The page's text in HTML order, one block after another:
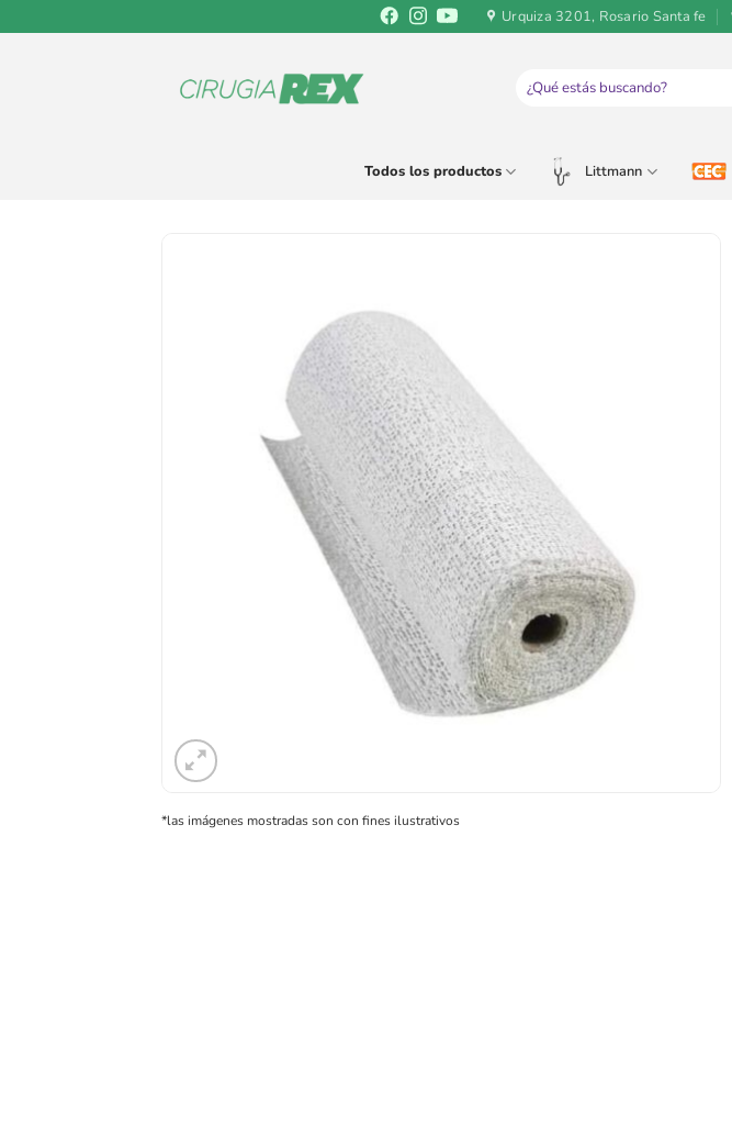
al
Urquiza 3201, Rosario Santa fe
Buscar
por:
Todos los productos Littmann
*las imágenes mostradas son con fines ilustrativos